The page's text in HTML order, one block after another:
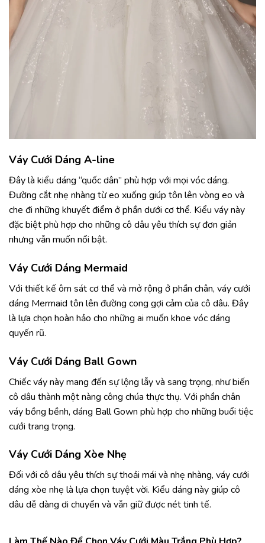
Váy Cưới Dáng A-line
Đây là kiểu dáng “quốc dân” phù hợp với mọi vóc dáng.
Đường cắt nhẹ nhàng từ eo xuống giúp tôn lên vòng eo và
che đi những khuyết điểm ở phần dưới cơ thể. Kiểu váy này
đặc biệt phù hợp cho những cô dâu yêu thích sự đơn giản
nhưng vẫn muốn nổi bật.
Váy Cưới Dáng Mermaid
Với thiết kế ôm sát cơ thể và mở rộng ở phần chân, váy cưới
dáng Mermaid tôn lên đường cong gợi cảm của cô dâu. Đây
là lựa chọn hoàn hảo cho những ai muốn khoe vóc dáng
quyến rũ.
Váy Cưới Dáng Ball Gown
Chiếc váy này mang đến sự lộng lẫy và sang trọng, như biến
cô dâu thành một nàng công chúa thực thụ. Với phần chân
váy bồng bềnh, dáng Ball Gown phù hợp cho những buổi tiệc
cưới trang trọng.
Váy Cưới Dáng Xòe Nhẹ
Đối với cô dâu yêu thích sự thoải mái và nhẹ nhàng, váy cưới
dáng xòe nhẹ là lựa chọn tuyệt vời. Kiểu dáng này giúp cô
dâu dễ dàng di chuyển và vẫn giữ được nét tinh tế.